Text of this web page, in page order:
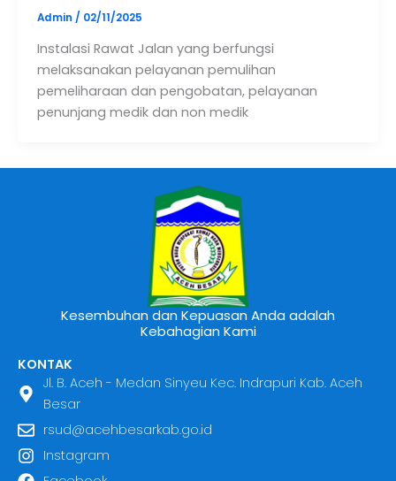
Admin / 02/11/2025
Instalasi Rawat Jalan yang berfungsi
melaksanakan pelayanan pemulihan
pemeliharaan dan pengobatan, pelayanan
penunjang medik dan non medik
Kesembuhan dan Kepuasan Anda adalah
Kebahagian Kami
KONTAK
Jl. B. Aceh - Medan Sinyeu Kec. Indrapuri Kab. Aceh
Besar
rsud@acehbesarkab.go.id
Instagram